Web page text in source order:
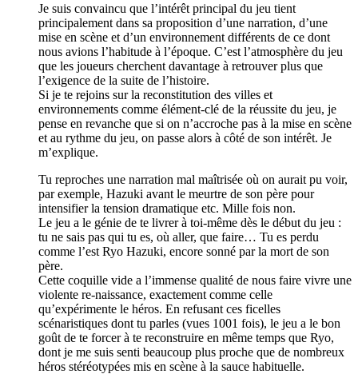
Je suis convaincu que l’intérêt principal du jeu tient
principalement dans sa proposition d’une narration, d’une
mise en scène et d’un environnement différents de ce dont
nous avions l’habitude à l’époque. C’est l’atmosphère du jeu
que les joueurs cherchent davantage à retrouver plus que
l’exigence de la suite de l’histoire.
Si je te rejoins sur la reconstitution des villes et
environnements comme élément-clé de la réussite du jeu, je
pense en revanche que si on n’accroche pas à la mise en scène
et au rythme du jeu, on passe alors à côté de son intérêt. Je
m’explique.
Tu reproches une narration mal maîtrisée où on aurait pu voir,
par exemple, Hazuki avant le meurtre de son père pour
intensifier la tension dramatique etc. Mille fois non.
Le jeu a le génie de te livrer à toi-même dès le début du jeu :
tu ne sais pas qui tu es, où aller, que faire… Tu es perdu
comme l’est Ryo Hazuki, encore sonné par la mort de son
père.
Cette coquille vide a l’immense qualité de nous faire vivre une
violente re-naissance, exactement comme celle
qu’expérimente le héros. En refusant ces ficelles
scénaristiques dont tu parles (vues 1001 fois), le jeu a le bon
goût de te forcer à te reconstruire en même temps que Ryo,
dont je me suis senti beaucoup plus proche que de nombreux
héros stéréotypées mis en scène à la sauce habituelle.